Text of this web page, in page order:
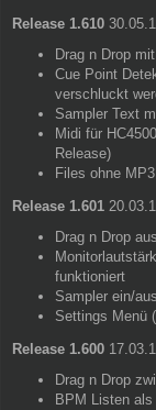
Release 1.610
Drag n Drop
Cue Point
verschluckt
Sampler Text
Midi für
Release)
Files ohne
Release 1.601
Drag n Drop
funktioniert
Sampler ein/
Settings Menü
Release 1.600
Drag n Drop
BPM Listen